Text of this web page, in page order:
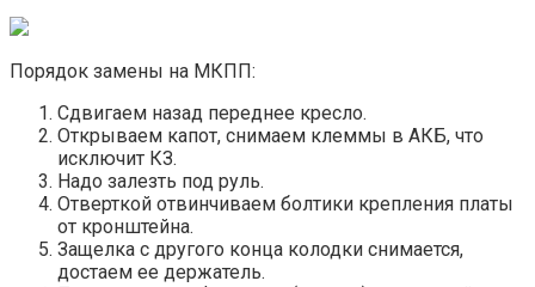
Порядок замены на МКПП:
Сдвигаем назад переднее кресло.
Открываем капот, снимаем клеммы в АКБ, что
исключит КЗ.
Надо залезть под руль.
Отверткой отвинчиваем болтики крепления платы
от кронштейна.
Защелка с другого конца колодки снимается,
достаем ее держатель.